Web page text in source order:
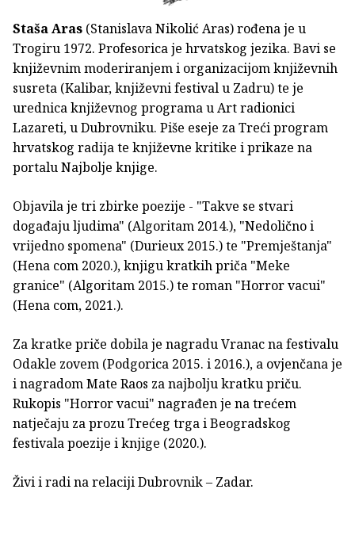
Staša Aras (Stanislava Nikolić Aras) rođena je u
Trogiru 1972. Profesorica je hrvatskog jezika. Bavi se
književnim moderiranjem i organizacijom književnih
susreta (Kalibar, književni festival u Zadru) te je
urednica književnog programa u Art radionici
Lazareti, u Dubrovniku. Piše eseje za Treći program
hrvatskog radija te književne kritike i prikaze na
portalu Najbolje knjige.
Objavila je tri zbirke poezije - "Takve se stvari
događaju ljudima" (Algoritam 2014.), "Nedolično i
vrijedno spomena" (Durieux 2015.) te "Premještanja"
(Hena com 2020.), knjigu kratkih priča "Meke
granice" (Algoritam 2015.) te roman "Horror vacui"
(Hena com, 2021.).
Za kratke priče dobila je nagradu Vranac na festivalu
Odakle zovem (Podgorica 2015. i 2016.), a ovjenčana je
i nagradom Mate Raos za najbolju kratku priču.
Rukopis "Horror vacui" nagrađen je na trećem
natječaju za prozu Trećeg trga i Beogradskog
festivala poezije i knjige (2020.).
Živi i radi na relaciji Dubrovnik – Zadar.